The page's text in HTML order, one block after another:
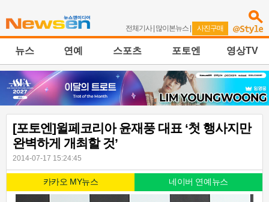
전체기사| 많이본뉴스 | 사진구매
뉴스 연예 스포츠 포토엔 영상TV
[포토엔]윌페코리아 윤재풍 대표 ‘첫 행사지만
완벽하게 개최할 것’
2014-07-17 15:24:45
카카오 MY뉴스 네이버 연예뉴스